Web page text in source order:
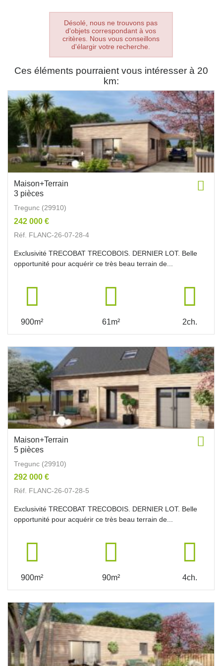
Désolé, nous ne trouvons pas
d'objets correspondant à vos
critères. Nous vous conseillons
d'élargir votre recherche.
Ces éléments pourraient vous intéresser à 20
km:
Maison+Terrain
3 pièces
Tregunc (29910)
242 000 €
Réf. FLANC-26-07-28-4
Exclusivité TRECOBAT TRECOBOIS. DERNIER LOT. Belle
opportunité pour acquérir ce très beau terrain de...
900m² 61m² 2ch.
Maison+Terrain
5 pièces
Tregunc (29910)
292 000 €
Réf. FLANC-26-07-28-5
Exclusivité TRECOBAT TRECOBOIS. DERNIER LOT. Belle
opportunité pour acquérir ce très beau terrain de...
900m² 90m² 4ch.